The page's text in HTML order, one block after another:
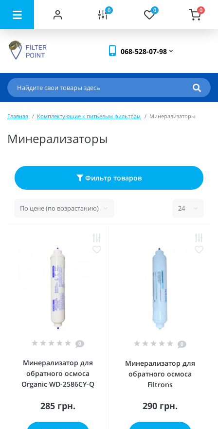
0 0 0
068-528-07-98
Главная Комплектующие к питьевым фильтрам Минерализаторы
Минерализаторы
Фильтр товаров
0
Минерализатор для
обратного осмоса
Organic WD-2586CY-Q
285 грн.
0
Минерализатор для
обратного осмоса
Filtrons
290 грн.